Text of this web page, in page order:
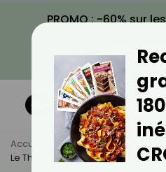
PROMO : -60% sur
VOIR LA
Accueil Actus
Minceur
Le Thé Vert Pour Maigrir : Ça